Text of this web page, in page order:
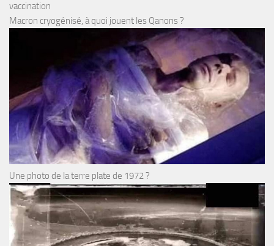
vaccination
Macron cryogénisé, à quoi jouent les Qanons ?
Une photo de la terre plate de 1972 ?